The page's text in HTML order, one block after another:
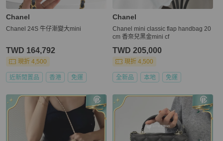
Chanel
Chanel 24S 牛仔漸變大mini
TWD 164,792
現折 4,500
近新閒置品 香港 免運
Chanel
Chanel mini classic flap handbag 20
cm 香奈兒黑金mini cf
TWD 205,000
現折 4,500
全新品 本地 免運